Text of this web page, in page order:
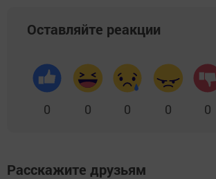
Оставляйте реакции
0 0 0 0 0
Расскажите друзьям